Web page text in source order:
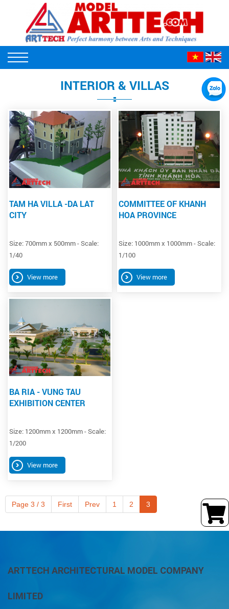
INTERIOR & VILLAS
TAM HA VILLA -DA LAT
CITY
Size: 700mm x 500mm - Scale:
1/40
View more
COMMITTEE OF KHANH
HOA PROVINCE
Size: 1000mm x 1000mm - Scale:
1/100
View more
BA RIA - VUNG TAU
EXHIBITION CENTER
Size: 1200mm x 1200mm - Scale:
1/200
View more
Page 3 / 3 First Prev 1 2 3
ARTTECH ARCHITECTURAL MODEL COMPANY
LIMITED